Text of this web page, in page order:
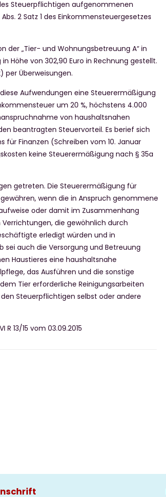
Steuerpflichtigen aufgenommenen
2 Satz 1 des Einkommensteuergesetzes
der „Tier- und Wohnungsbetreuung A“ in
Höhe von 302,90 Euro in Rechnung gestellt.
per Überweisungen.
Aufwendungen eine Steuerermäßigung
um 20 %, höchstens 4.000
von haushaltsnahen
beantragten Steuervorteil. Es berief sich
für Finanzen (Schreiben vom 10. Januar
keine Steuerermäßigung nach § 35a
getreten. Die Steuerermäßigung für
wenn die in Anspruch genommene
oder damit im Zusammenhang
die gewöhnlich durch
erledigt würden und in
sei auch die Versorgung und Betreuung
Haustieres eine haushaltsnahe
das Ausführen und die sonstige
Tier erforderliche Reinigungsarbeiten
Steuerpflichtigen selbst oder andere
R 13/15 vom 03.09.2015